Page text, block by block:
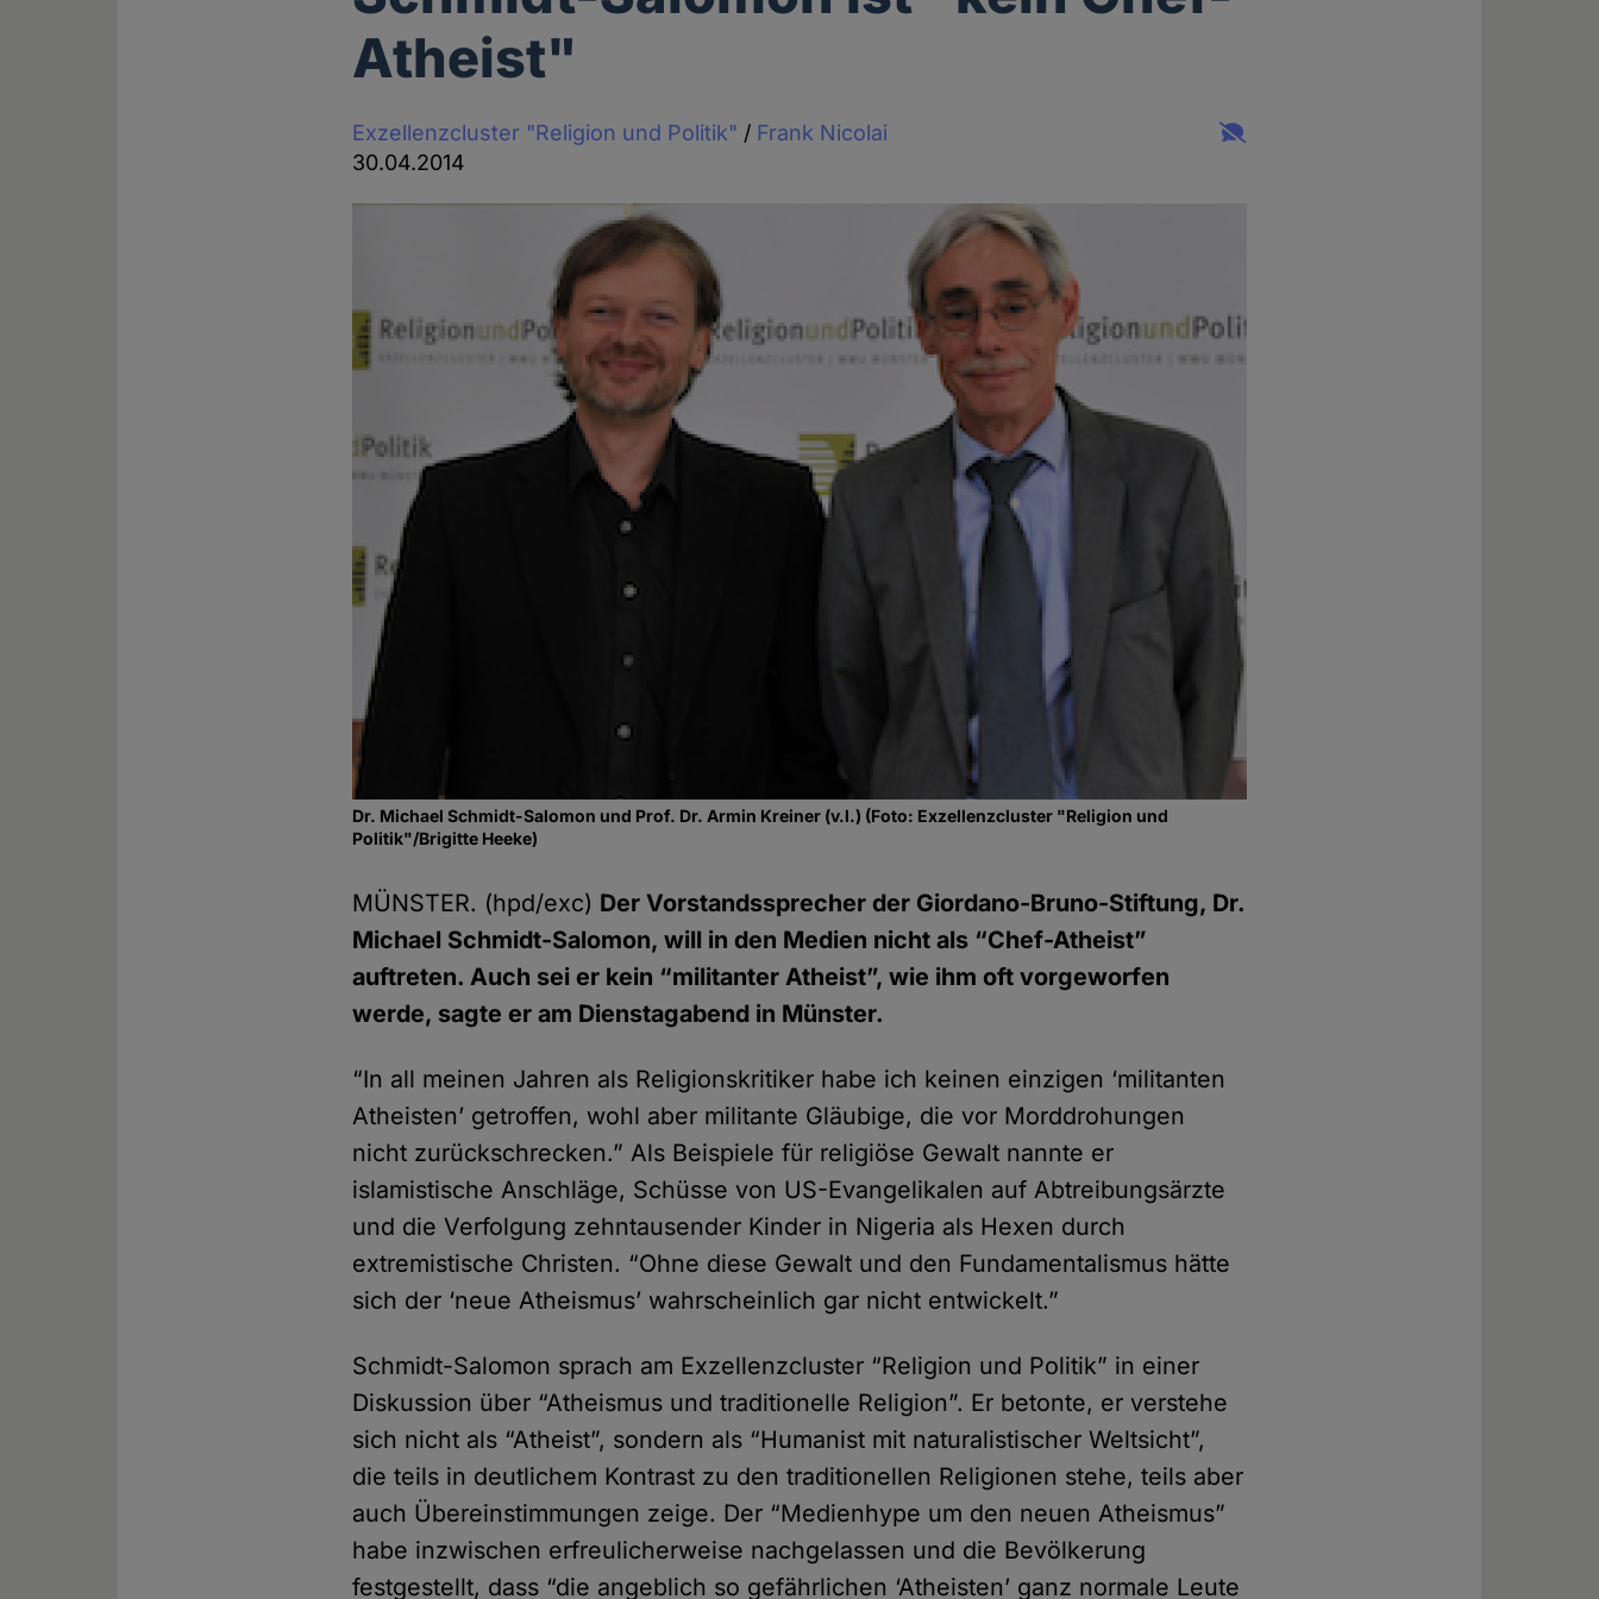
Atheist"
Exzellenzcluster "Religion und Politik" / Frank Nicolai
30.04.2014
Dr. Michael Schmidt-Salomon und Prof. Dr. Armin Kreiner (v.l.) (Foto: Exzellenzcluster "Religion und
Politik"/Brigitte Heeke)
MÜNSTER. (hpd/exc) Der Vorstandssprecher der Giordano-Bruno-Stiftung, Dr.
Michael Schmidt-Salomon, will in den Medien nicht als “Chef-Atheist”
auftreten. Auch sei er kein “militanter Atheist”, wie ihm oft vorgeworfen
werde, sagte er am Dienstagabend in Münster.
“In all meinen Jahren als Religionskritiker habe ich keinen einzigen ‘militanten
Atheisten’ getroffen, wohl aber militante Gläubige, die vor Morddrohungen
nicht zurückschrecken.” Als Beispiele für religiöse Gewalt nannte er
islamistische Anschläge, Schüsse von US-Evangelikalen auf Abtreibungsärzte
und die Verfolgung zehntausender Kinder in Nigeria als Hexen durch
extremistische Christen. “Ohne diese Gewalt und den Fundamentalismus hätte
sich der ‘neue Atheismus’ wahrscheinlich gar nicht entwickelt.”
Schmidt-Salomon sprach am Exzellenzcluster “Religion und Politik” in einer
Diskussion über “Atheismus und traditionelle Religion”. Er betonte, er verstehe
sich nicht als “Atheist”, sondern als “Humanist mit naturalistischer Weltsicht”,
die teils in deutlichem Kontrast zu den traditionellen Religionen stehe, teils aber
auch Übereinstimmungen zeige. Der “Medienhype um den neuen Atheismus”
habe inzwischen erfreulicherweise nachgelassen und die Bevölkerung
festgestellt, dass “die angeblich so gefährlichen ‘Atheisten’ ganz normale Leute